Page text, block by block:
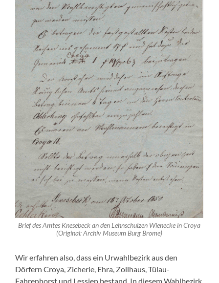
Brief des Amtes Knesebeck an den Lehnschulzen Wienecke in Croya
(Original: Archiv Museum Burg Brome)
Wir erfahren also, dass ein Urwahlbezirk aus den
Dörfern Croya, Zicherie, Ehra, Zollhaus, Tülau-
Fahrenhorst und Lessien bestand. In diesem Wahlbezirk